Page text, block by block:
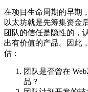
在项目生命周期的早期
以太坊就是先筹集资金
团队的信任是隐性的，
出有价值的产品。因此
估：
团队是否曾在
品？